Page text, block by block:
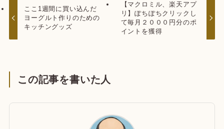
ここ1週間に買い込んだ
ヨーグルト作りのための
キッチングッズ
【マクロミル、楽天アプ
リ】ぽちぽちクリックし
て毎月２０００円分のポ
イントを獲得
この記事を書いた人